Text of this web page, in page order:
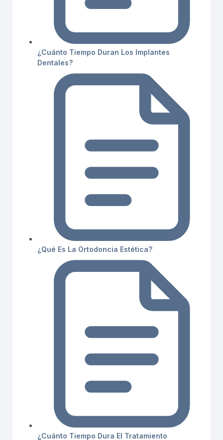
¿Cuánto Tiempo Duran Los Implantes
Dentales?
¿Qué Es La Ortodoncia Estética?
¿Cuánto Tiempo Dura El Tratamiento